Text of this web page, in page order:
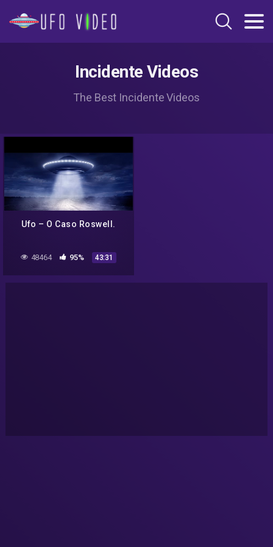
Incidente Videos
The Best Incidente Videos
Ufo – O Caso Roswell.
48464 95% 43:31